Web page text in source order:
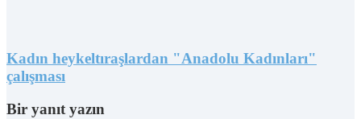
Kadın heykeltıraşlardan "Anadolu Kadınları"
çalışması
Bir yanıt yazın